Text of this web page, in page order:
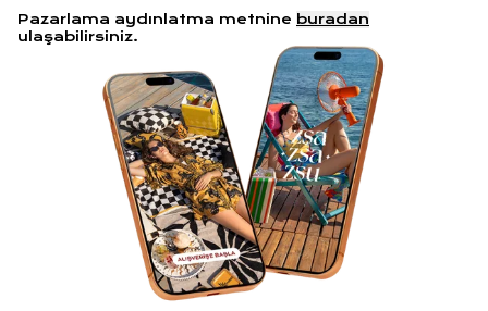
Pazarlama aydınlatma metnine buradan
ulaşabilirsiniz.